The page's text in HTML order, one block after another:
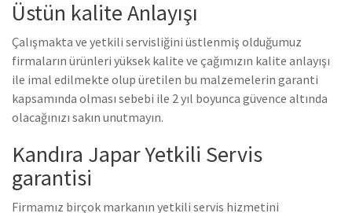
Üstün kalite Anlayışı
Çalışmakta ve yetkili servisliğini üstlenmiş olduğumuz
firmaların ürünleri yüksek kalite ve çağımızın kalite anlayışı
ile imal edilmekte olup üretilen bu malzemelerin garanti
kapsamında olması sebebi ile 2 yıl boyunca güvence altında
olacağınızı sakın unutmayın.
Kandıra Japar Yetkili Servis
garantisi
Firmamız birçok markanın yetkili servis hizmetini